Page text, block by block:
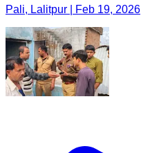
Pali, Lalitpur | Feb 19, 2026